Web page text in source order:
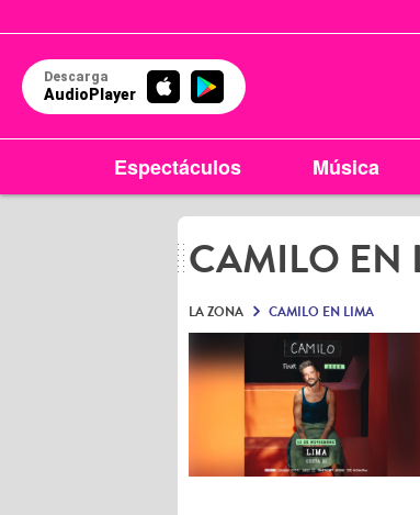
Descarga
AudioPlayer
Espectáculos Música
CAMILO EN
LA ZONA CAMILO EN LIMA